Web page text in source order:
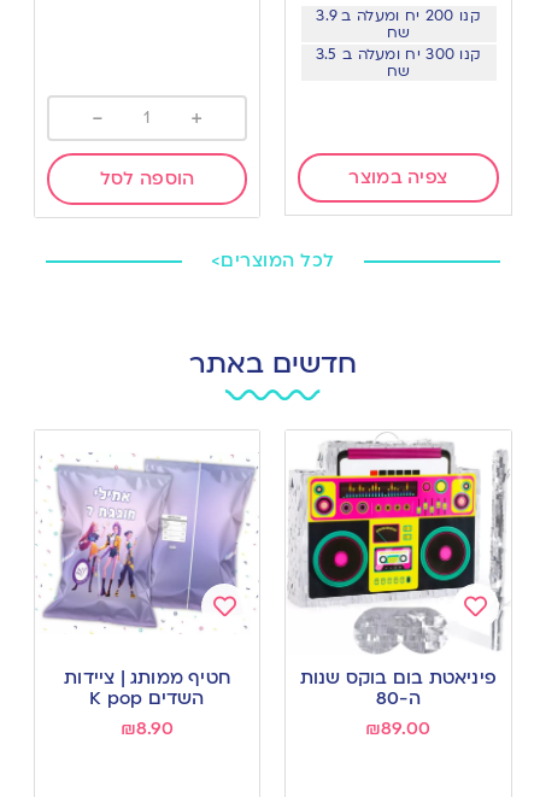
קנו 200 יח ומעלה ב 3.9
שח
קנו 300 יח ומעלה ב 3.5
שח
צפיה במוצר
+
-
הוספה לסל
לכל המוצרים>
חדשים באתר
Add
to
wishlist
פיניאטת בום בוקס שנות
ה-80
₪89.00
wishlist
חטיף ממותג | ציידות
השדים K pop
₪8.90